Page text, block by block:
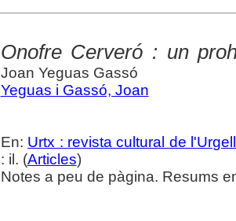
Onofre Cerveró : un
Joan Yeguas Gassó
Yeguas i Gassó, Joan
En: Urtx : revista cultural de l'Urgell
: il. (Articles)
Notes a peu de pàgina. Resums